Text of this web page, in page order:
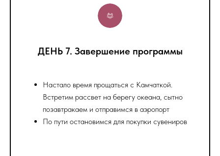
ДЕНЬ 7. Завершение программы
Настало время прощаться с Камчаткой.
Встретим рассвет на берегу океана, сытно
позавтракаем и отправимся в аэропорт
По пути остановимся для покупки сувениров